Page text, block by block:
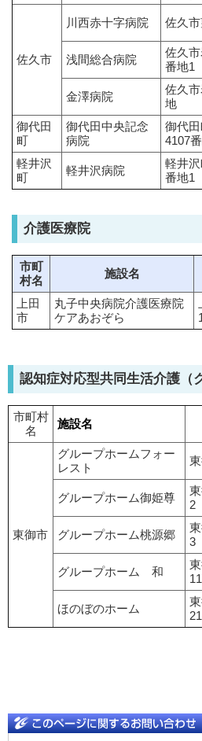
佐久市
川西赤十字病院 佐久
浅間総合病院
佐久
番地1
金澤病院
佐久
地
御代田
町
御代田中央記念
病院
御代
4107
軽井沢
町
軽井沢病院
軽井
番地1
介護医療院
市町
村名
施設名
上田
市
丸子中央病院介護医療院
ケアあおぞら
認知症対応型共同生活介護（
市町村
名
施設名
東御市
グループホームフォー
レスト
グループホーム御姫尊
2
グループホーム桃源郷
3
グループホーム 和
ほのぼのホーム